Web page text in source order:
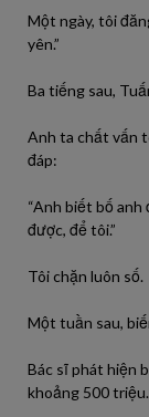
Một ngày, tôi
yên.”
Ba tiếng sau,
Anh ta chất vấn
đáp:
“Anh biết bố anh
được, để tôi.”
Tôi chặn luôn số.
Một tuần sau,
Bác sĩ phát hiện
khoảng 500 triệu.